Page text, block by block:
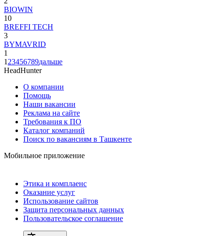
BIOWIN
10
BREFFI TECH
3
BYMAVRID
1
1 23456789дальше
HeadHunter
О компании
Помощь
Наши вакансии
Реклама на сайте
Требования к ПО
Каталог компаний
Поиск по вакансиям в Ташкенте
Мобильное приложение
Этика и комплаенс
Оказание услуг
Использование сайтов
Защита персональных данных
Пользовательское соглашение